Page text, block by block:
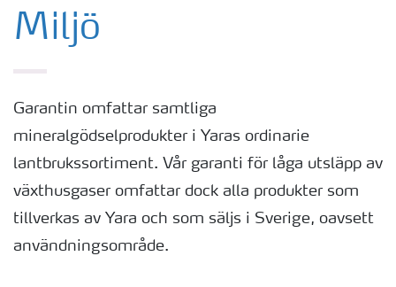
Miljö
Garantin omfattar samtliga
mineralgödselprodukter i Yaras ordinarie
lantbrukssortiment. Vår garanti för låga utsläpp av
växthusgaser omfattar dock alla produkter som
tillverkas av Yara och som säljs i Sverige, oavsett
användningsområde.